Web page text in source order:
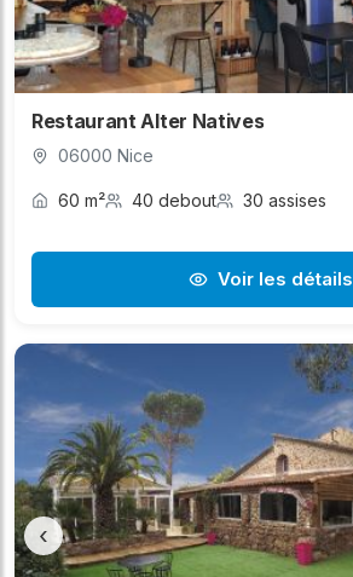
Restaurant Alter Natives
06000 Nice
60 m² 40 debout 30 assises
Voir les détails
‹